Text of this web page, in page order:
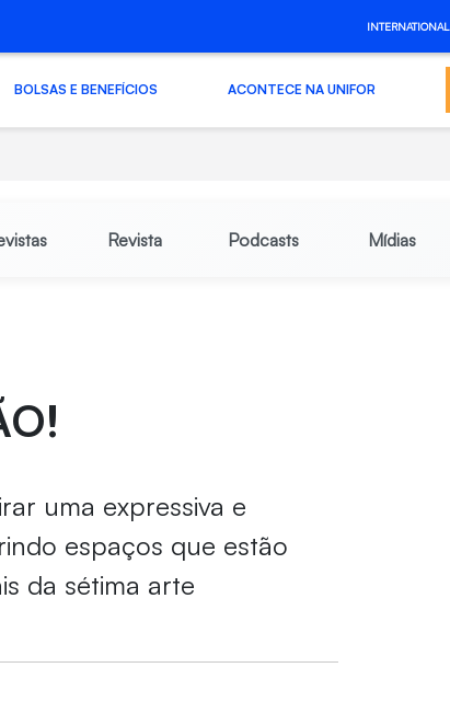
INTERNATIONAL
BOLSAS E BENEFÍCIOS ACONTECE NA UNIFOR
Revista Podcasts Mídias
uma expressiva e
espaços que estão
da sétima arte